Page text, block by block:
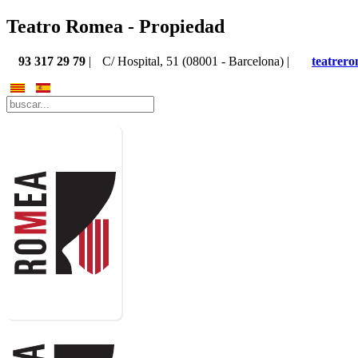
Teatro Romea - Propiedad
93 317 29 79 | C/ Hospital, 51 (08001 - Barcelona) |